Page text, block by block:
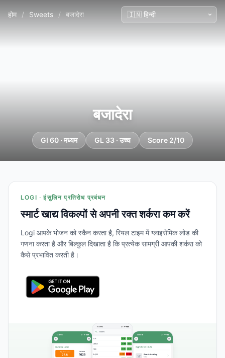
होम / Sweets / बजादेरा
बजादेरा
GI 60 · मध्यम GL 33 · उच्च Score 2/10
LOGI · इंसुलिन प्रतिरोध प्रबंधन
स्मार्ट खाद्य विकल्पों से अपनी रक्त शर्करा कम करें
Logi आपके भोजन को स्कैन करता है, रियल टाइम में ग्लाइसेमिक लोड की
गणना करता है और बिल्कुल दिखाता है कि प्रत्येक सामग्री आपकी शर्करा को
कैसे प्रभावित करती है।